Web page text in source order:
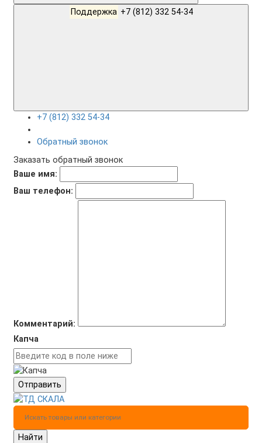
Поддержка +7 (812) 332 54-34
+7 (812) 332 54-34
Обратный звонок
Заказать обратный звонок
Ваше имя:
Ваш телефон:
Комментарий:
Капча
Отправить
Найти